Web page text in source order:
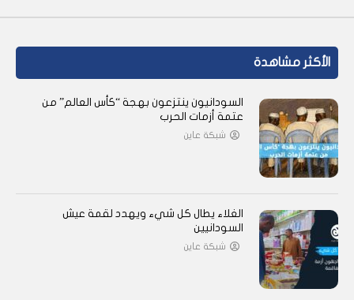
الأكثر مشاهدة
السودانيون ينتزعون بهجة “كأس العالم” من
عتمة أزمات الحرب
شبكة عاين
الغلاء يطال كل شيء ويهدد لقمة عيش
السودانيين
شبكة عاين